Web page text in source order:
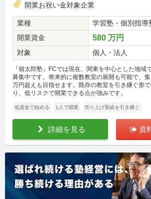
開業お祝い金対象企業
業種
学習塾・個別指導
開業資金
580 万円
対象 個人・法人
『個太郎塾』FCでは現在、関東を中心とした地域
募集中です。将来的に複数教室の展開も可能で、
万円超えも目指せます。既存の教室を引き継ぐ形
り、低リスクで開業できる点が強みです。
低資金で始める 1人で開業 売り上げ実績を引き継ぐ
詳細を見る 資